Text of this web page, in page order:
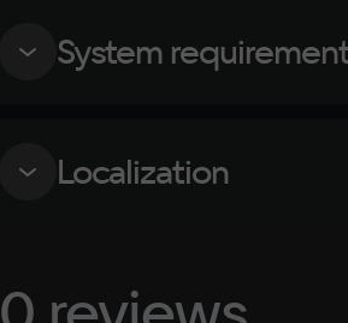
System
Minimum
Localization
Russian